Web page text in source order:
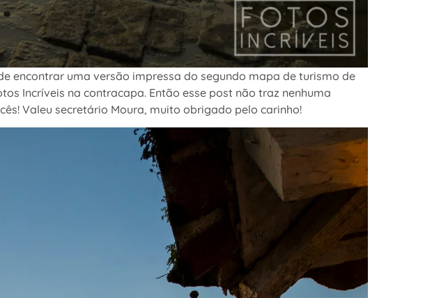
encontrar uma versão impressa do segundo mapa de turismo de
Incríveis na contracapa. Então esse post não traz nenhuma
Valeu secretário Moura, muito obrigado pelo carinho!